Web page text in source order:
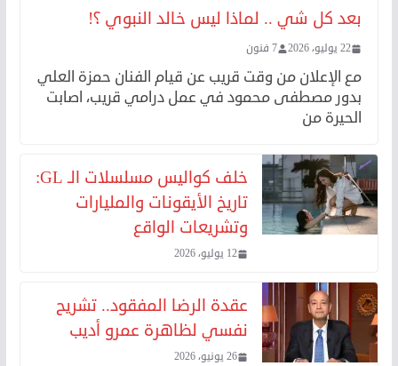
بعد كل شي .. لماذا ليس خالد النبوي ؟!
22 يوليو، 2026 7 فنون
مع الإعلان من وقت قريب عن قيام الفنان حمزة العلي
بدور مصطفى محمود في عمل درامي قريب، اصابت
الحيرة من
خلف كواليس مسلسلات الـ GL:
تاريخ الأيقونات والمليارات
وتشريعات الواقع
12 يوليو، 2026
عقدة الرضا المفقود.. تشريح
نفسي لظاهرة عمرو أديب
26 يونيو، 2026